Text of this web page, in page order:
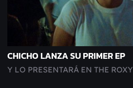
CHICHO LANZA SU PRIMER EP
Y LO PRESENTARÁ EN THE ROXY